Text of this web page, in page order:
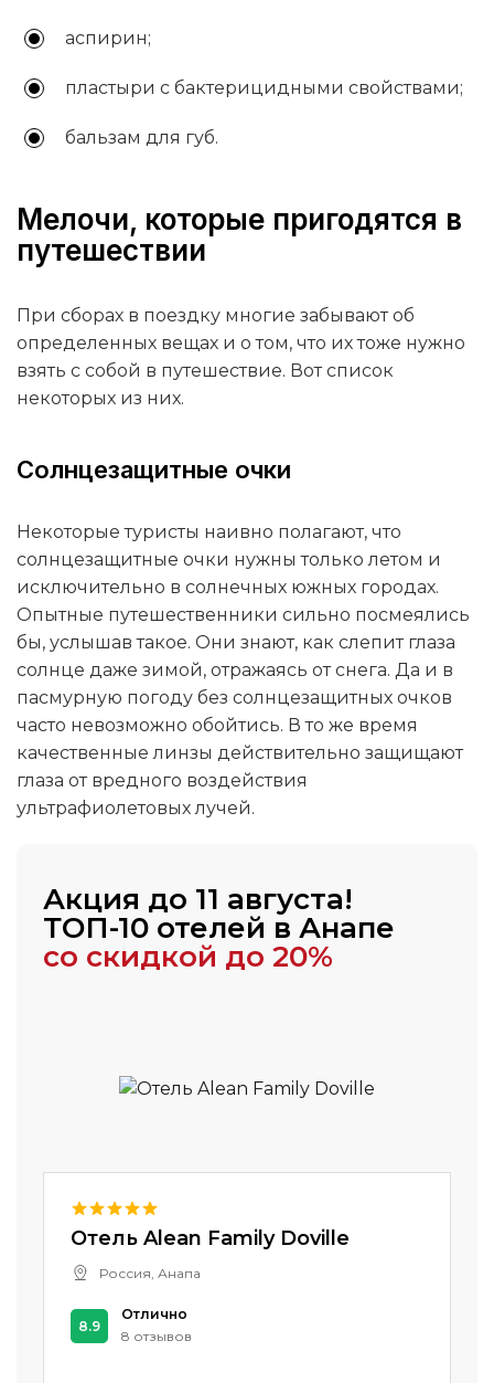
аспирин;
пластыри с бактерицидными свойствами;
бальзам для губ.
Мелочи, которые пригодятся в
путешествии
При сборах в поездку многие забывают об
определенных вещах и о том, что их тоже нужно
взять с собой в путешествие. Вот список
некоторых из них.
Солнцезащитные очки
Некоторые туристы наивно полагают, что
солнцезащитные очки нужны только летом и
исключительно в солнечных южных городах.
Опытные путешественники сильно посмеялись
бы, услышав такое. Они знают, как слепит глаза
солнце даже зимой, отражаясь от снега. Да и в
пасмурную погоду без солнцезащитных очков
часто невозможно обойтись. В то же время
качественные линзы действительно защищают
глаза от вредного воздействия
ультрафиолетовых лучей.
Акция до 11 августа!
ТОП-10 отелей в Анапе
со скидкой до 20%
Отель Alean Family Doville
Россия, Анапа
8.9
Отлично
8 отзывов